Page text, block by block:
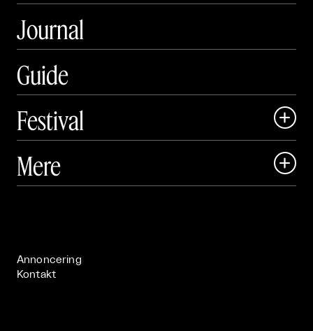
Journal
Guide
Festival

 Art Matter Festival
Mere 
Annoncering
Kontakt